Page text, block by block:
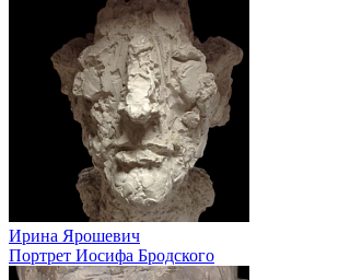
Ирина Ярошевич
Портрет Иосифа Бродского